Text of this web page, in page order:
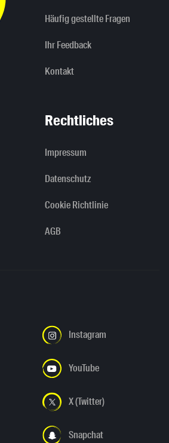
Häufig gestellte Fragen
Ihr Feedback
Kontakt
Rechtliches
Impressum
Datenschutz
Cookie Richtlinie
AGB
Instagram
YouTube
X (Twitter)
Snapchat